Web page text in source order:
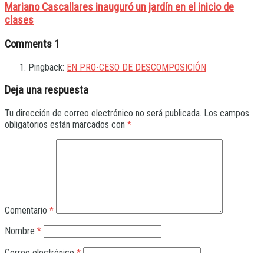
Mariano Cascallares inauguró un jardín en el inicio de
clases
Comments 1
Pingback: EN PRO-CESO DE DESCOMPOSICIÓN
Deja una respuesta
Tu dirección de correo electrónico no será publicada. Los campos
obligatorios están marcados con *
Comentario *
Nombre *